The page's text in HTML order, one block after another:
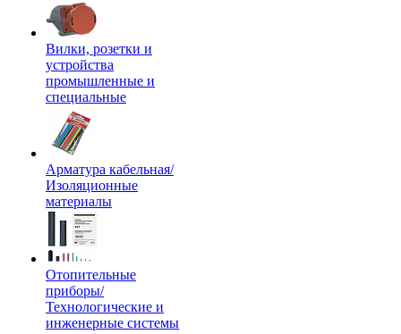
Вилки, розетки и
устройства
промышленные и
специальные
Арматура кабельная/
Изоляционные
материалы
Отопительные
приборы/
Технологические и
инженерные системы